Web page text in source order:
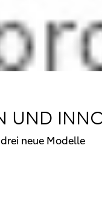
UND
neue Modelle